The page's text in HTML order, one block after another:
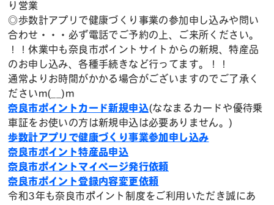
り営業
◎歩数計アプリで健康づくり事業の参加申し込みや問い
合わせ・・・必ず電話でご予約の上、ご来所ください。
！！休業中も奈良市ポイントサイトからの新規、特産品
のお申し込み、各種手続きなど行ってます。！！
通常よりお時間がかかる場合がございますのでご了承く
ださいm(__)m
奈良市ポイントカード新規申込(ななまるカードや優待乗
車証をお使いの方は新規申込は必要ありません。)
歩数計アプリで健康づくり事業参加申し込み
奈良市ポイント特産品申込
奈良市ポイントマイページ発行依頼
奈良市ポイント登録内容変更依頼
令和3年も奈良市ポイント制度をご利用いただき誠にあ